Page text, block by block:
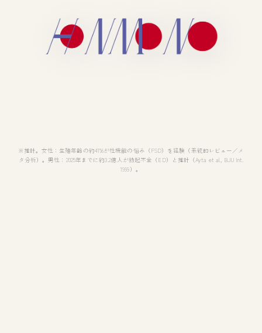
※推計。女性：生殖年齢の約41%が性機能の悩み（FSD）を経験（系統的レビュー／メ
タ分析）。男性：2025年までに約3.2億人が勃起不全（ED）と推計（Ayta et al., BJU Int.
1999）。